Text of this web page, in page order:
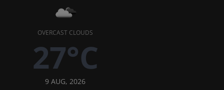
OVERCAST CLOUDS
27°C
9 AUG, 2026